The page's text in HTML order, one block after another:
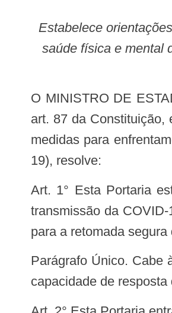
Estabelece orientações gerais visando à prevenção, ao controle e à mitigação da transmissão da COVID-19, e à promoção da
saúde física e mental
O MINISTRO DE ESTADO DA SAÚDE INTERINO, no uso das atribuições que lhe conferem o inciso II do parágrafo único do
art. 87 da Constituição,
medidas para
19), resolve:
Art. 1° Esta Portaria estabelece, na forma do Anexo, orientações gerais visando à prevenção, ao controle e à mitigação da
transmissão da
para a retomada
Parágrafo Único. Cabe às autoridades locais e aos órgãos de saúde locais decidir, após avaliação do cenário epidemiológico e
capacidade de